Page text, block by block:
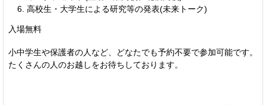
高校生・大学生による研究等の発表(未来トーク)
入場無料
小中学生や保護者の人など、どなたでも予約不要で参加可能です。
たくさんの人のお越しをお待ちしております。